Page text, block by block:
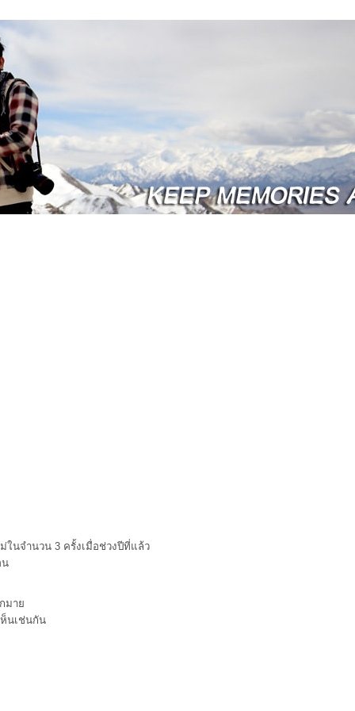
ในจำนวน 3 ครั้งเมื่อช่วงปีที่แล้ว
น
กมา
นเช่นกัน